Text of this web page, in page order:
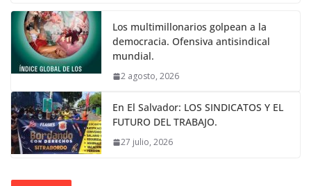
Los multimillonarios golpean a la
democracia. Ofensiva antisindical
mundial.
2 agosto, 2026
En El Salvador: LOS SINDICATOS Y EL
FUTURO DEL TRABAJO.
27 julio, 2026